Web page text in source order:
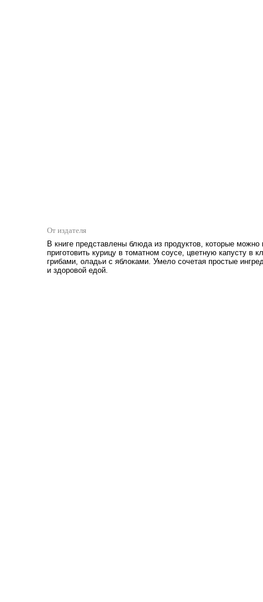
От издателя
В книге представлены блюда из продуктов, которые
приготовить курицу в томатном соусе, цветную капусту в
грибами, оладьи с яблоками. Умело сочетая простые
и здоровой едой.